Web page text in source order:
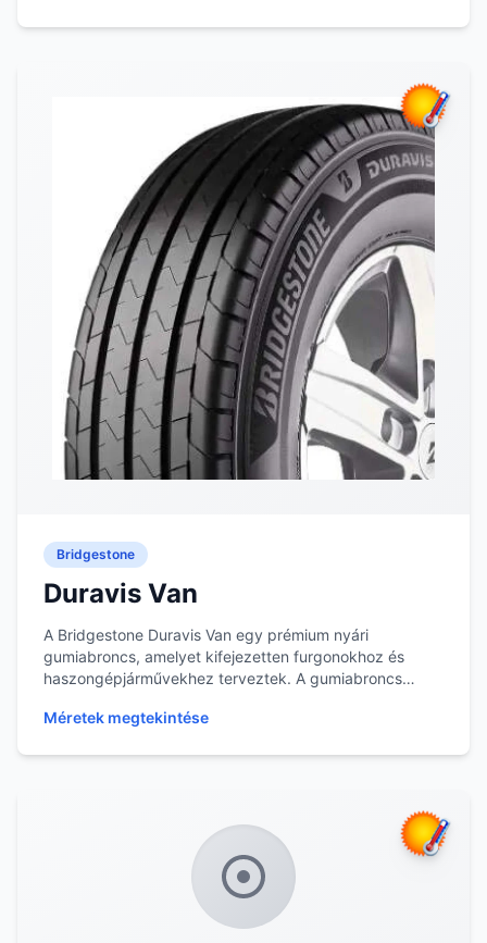
Bridgestone
Duravis Van
A Bridgestone Duravis Van egy prémium nyári
gumiabroncs, amelyet kifejezetten furgonokhoz és
haszongépjárművekhez terveztek. A gumiabroncs
Méretek megtekintése